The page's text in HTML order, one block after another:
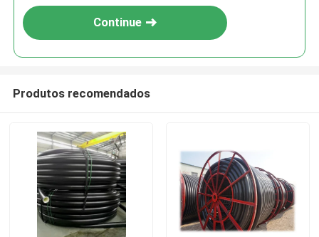
Continue
Produtos recomendados